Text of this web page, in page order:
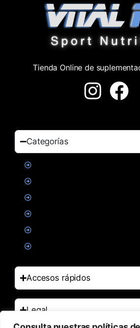
Tienda Online de
Categorías
Accesos rápidos
Legal